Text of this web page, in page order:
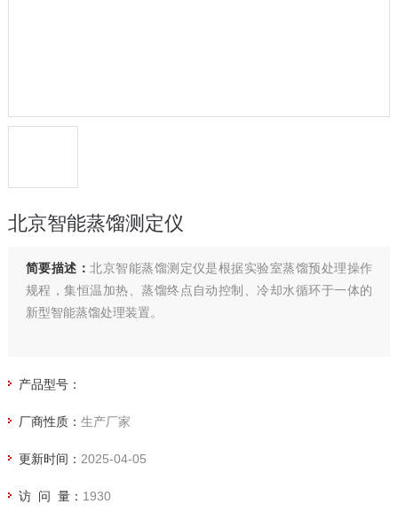
北京智能蒸馏测定仪
简要描述：北京智能蒸馏测定仪是根据实验室蒸馏预处理操作
规程，集恒温加热、蒸馏终点自动控制、冷却水循环于一体的
新型智能蒸馏处理装置。
产品型号：
厂商性质： 生产厂家
更新时间： 2025-04-05
访 问 量： 1930